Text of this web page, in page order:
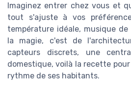
Imaginez entrer chez vous et
tout s'ajuste à vos
température idéale, musique
la magie, c'est de
capteurs discrets, une
domestique, voilà la recette
rythme de ses habitants.